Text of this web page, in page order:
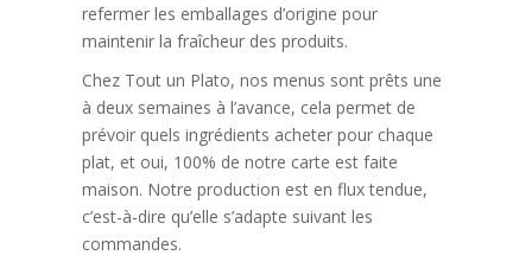
refermer les emballages d’origine pour
maintenir la fraîcheur des produits.
Chez Tout un Plato, nos menus sont prêts une
à deux semaines à l’avance, cela permet de
prévoir quels ingrédients acheter pour chaque
plat, et oui, 100% de notre carte est faite
maison. Notre production est en flux tendue,
c’est-à-dire qu’elle s’adapte suivant les
commandes.